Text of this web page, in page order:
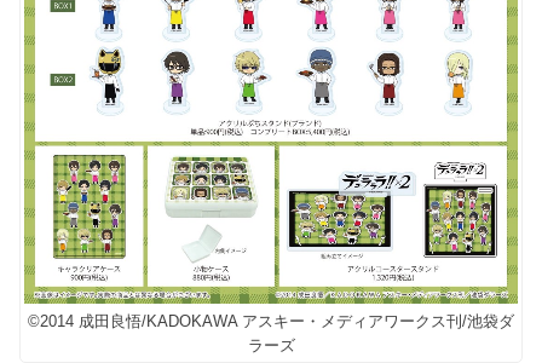
©2014 成田良悟/KADOKAWA アスキー・メディアワークス刊/池袋ダ
ラーズ